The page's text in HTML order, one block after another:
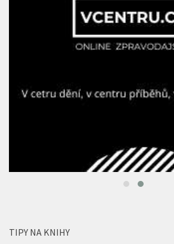
TIPY NA KNIHY